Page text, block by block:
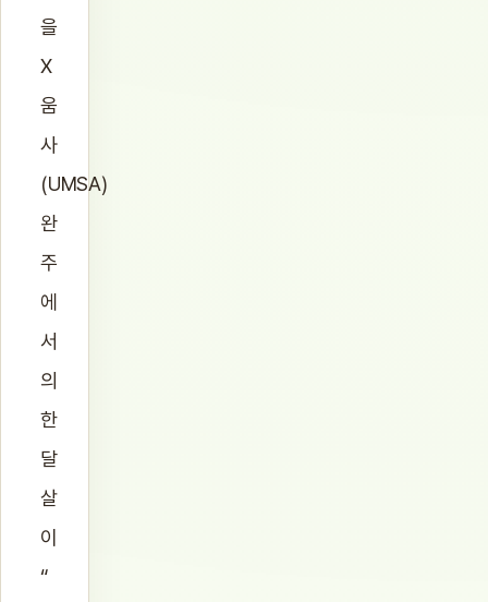
을
X
움
사
(UMSA)
완
주
에
서
의
한
달
살
이
“